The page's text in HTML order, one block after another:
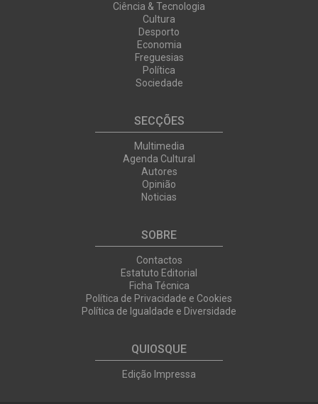
Ciência & Tecnologia
Cultura
Desporto
Economia
Freguesias
Política
Sociedade
SECÇÕES
Multimedia
Agenda Cultural
Autores
Opinião
Noticias
SOBRE
Contactos
Estatuto Editorial
Ficha Técnica
Política de Privacidade e Cookies
Política de Igualdade e Diversidade
QUIOSQUE
Edição Impressa